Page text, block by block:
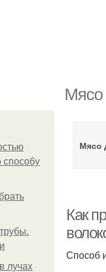
способу
лучах
Мясо
Как
Способ